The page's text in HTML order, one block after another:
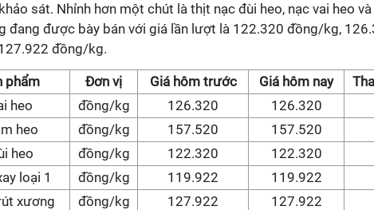
sát. Nhỉnh hơn một chút là thịt nạc đùi heo, nạc vai heo
đang được bày bán với giá lần lượt là 122.320 đồng/kg,
đồng/kg.
phẩm Đơn vị Giá hôm trước Giá hôm nay
heo
đồng/kg 126.320 126.320
heo
đồng/kg 157.520 157.520
heo
đồng/kg 122.320 122.320
loại 1
đồng/kg 119.922 119.922
xương
đồng/kg 127.922 127.922